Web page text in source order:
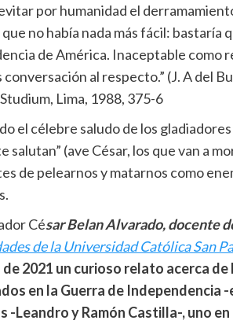
por humanidad el
no había nada más fácil: bastaría
de América. Inaceptable como
conversación al respecto.” (J. A del
Lima, 1988, 375-6
el célebre saludo de los gladiadores
salutan” (ave César, los que van a
de pelearnos y matarnos como
César Belan Alvarado, docente
de la Universidad Católica San
de 2021 un curioso relato acerca
en la Guerra de Independencia
-Leandro y Ramón Castilla-, uno